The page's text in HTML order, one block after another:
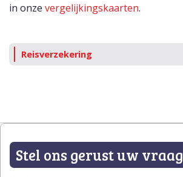
in onze vergelijkingskaarten.
Reisverzekering
Stel ons gerust uw vraag